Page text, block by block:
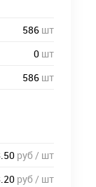
586 шт
0 шт
586 шт
руб / шт
руб / шт